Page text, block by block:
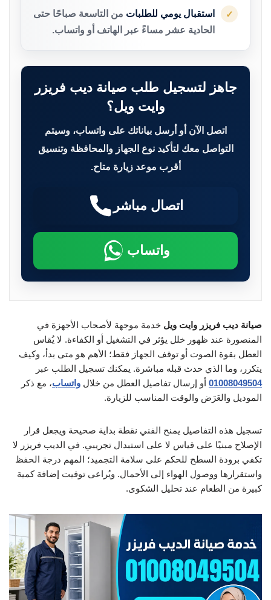
✓ استقبال يومي للطلبات من التاسعة صباحًا حتى
الحادية عشر مساءً عبر الهاتف أو واتساب.
جاهز لتسجيل طلب صيانة ديب فريزر
وايت ويل؟
اتصل الآن أو أرسل بياناتك على واتساب، وسيتم
التواصل معك لتأكيد نوع الجهاز والمحافظة وتنسيق
أقرب موعد زيارة متاح.
اتصال مباشر
واتساب
صيانة ديب فريزر وايت ويل خدمة موجهة لأصحاب الأجهزة في
المنصورة عند ظهور خلل يؤثر في التشغيل أو الكفاءة. لا يُقاس
العطل بقوة الصوت أو توقف الجهاز فقط؛ الأهم هو متى بدأ، وكيف
يتكرر، وما الذي حدث قبله مباشرة. يمكنك تسجيل الطلب عبر
01008049504 أو إرسال تفاصيل العطل من خلال واتساب، مع ذكر
الموديل والعَرَض والوقت المناسب للزيارة.
تسجيل هذه التفاصيل يمنح الفني نقطة بداية صحيحة ويجعل قرار
الإصلاح مبنيًا على قياس لا على استبدال تجريبي. في الديب فريزر لا
تكفي برودة السطح للحكم على سلامة التجميد؛ المهم درجة الحفظ
واستقرارها ووصول الهواء إلى الأحمال. ويُراعى توقيت إضافة كمية
كبيرة من الطعام عند تحليل الشكوى.